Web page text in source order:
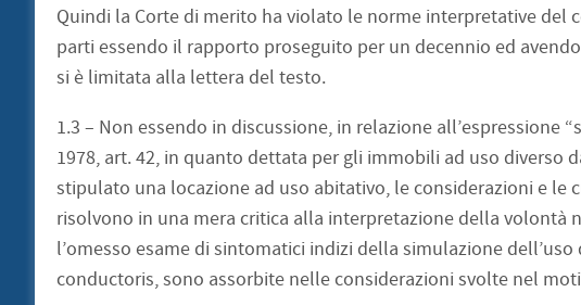
Quindi la Corte di merito ha violato le norme interpretative
parti essendo il rapporto proseguito per un decennio ed
si è limitata alla lettera del testo.
1.3 – Non essendo in discussione, in relazione all’espressione
1978, art. 42, in quanto dettata per gli immobili ad uso diverso
stipulato una locazione ad uso abitativo, le considerazioni e
risolvono in una mera critica alla interpretazione della volontà
l’omesso esame di sintomatici indizi della simulazione
conductoris, sono assorbite nelle considerazioni svolte nel